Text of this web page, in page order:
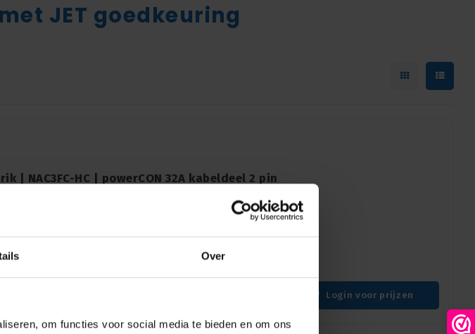
Over
om functies voor social media te bieden en om ons
JET goedkeuring
| NAC3FC-HC | powerCON 32A kabeldeel 2 pin
Neutrik NAC3FC-HC powerCON 32A kabeldeel voor
stroomverbindingen. 2-pin + aarde bus ontwerp voor
Login voor prijzen